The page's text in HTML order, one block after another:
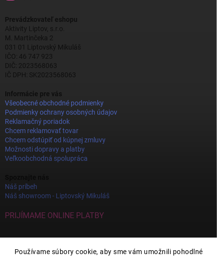
Používame súbory cookie, aby sme vám umožnili pohodlné
Prevádzkovateľ eshopu
Aktivity Liptov, s.r.o.
M. Martinčeka 2
031 01 Liptovský Mikuláš
IČO: 46 747 923
DIČ: 2023568063
IČ DPH: SK2023568063
Informácie pre vás
Všeobecné obchodné podmienky
Podmienky ochrany osobných údajov
Reklamačný poriadok
Chcem reklamovať tovar
Chcem odstúpiť od kúpnej zmluvy
Možnosti dopravy a platby
Veľkoobchodná spolupráca
Náš príbeh
Náš showroom - Liptovský Mikuláš
PRIJÍMAME ONLINE PLATBY